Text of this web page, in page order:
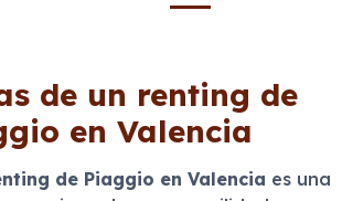
de un renting de
en Valencia
de Piaggio en Valencia es una